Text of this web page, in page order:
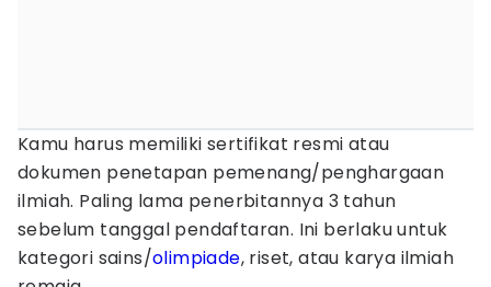
Kamu harus memiliki sertifikat resmi atau
dokumen penetapan pemenang/penghargaan
ilmiah. Paling lama penerbitannya 3 tahun
sebelum tanggal pendaftaran. Ini berlaku untuk
kategori sains/olimpiade, riset, atau karya ilmiah